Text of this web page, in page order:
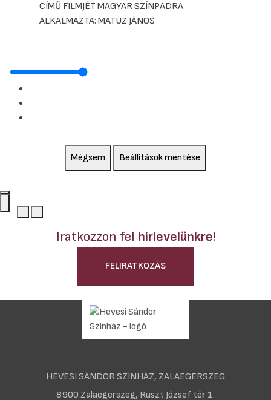
CÍMŰ FILMJÉT MAGYAR SZÍNPADRA
ALKALMAZTA: MATUZ JÁNOS
Mégsem Beállítások mentése
Iratkozzon fel hírlevelünkre!
FELIRATKOZÁS
HEVESI SÁNDOR SZÍNHÁZ, ZALAEGERSZEG
8900 Zalaegerszeg, Ruszt József tér 1.